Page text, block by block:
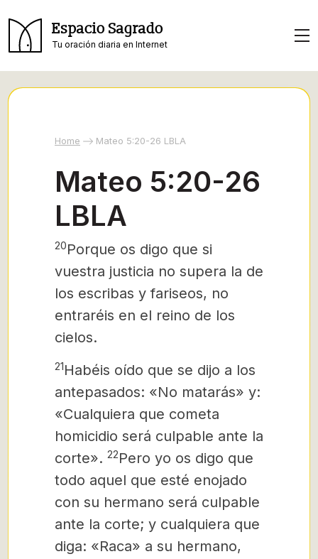
Espacio Sagrado
Tu oración diaria en Internet
Home Mateo 5:20-26 LBLA
Mateo 5:20-26
LBLA
20Porque os digo que si
vuestra justicia no supera la de
los escribas y fariseos, no
entraréis en el reino de los
cielos.
21Habéis oído que se dijo a los
antepasados: «No matarás» y:
«Cualquiera que cometa
homicidio será culpable ante la
corte». 22Pero yo os digo que
todo aquel que esté enojado
con su hermano será culpable
ante la corte; y cualquiera que
diga: «Raca» a su hermano,